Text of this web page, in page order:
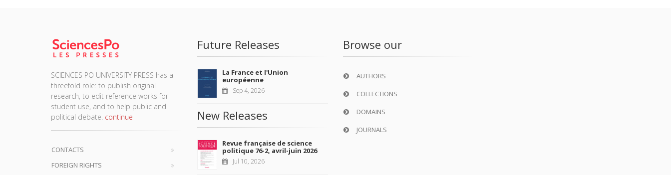
SCIENCES PO UNIVERSITY PRESS has a
threefold role: to publish original
research, to edit reference works for
student use, and to help public and
political debate. continue
CONTACTS
FOREIGN RIGHTS
Future Releases
La France et l'Union
européenne
Sep 4, 2026
New Releases
Revue française de science
politique 76-2, avril-juin 2026
Jul 10, 2026
Browse our
AUTHORS
COLLECTIONS
DOMAINS
JOURNALS